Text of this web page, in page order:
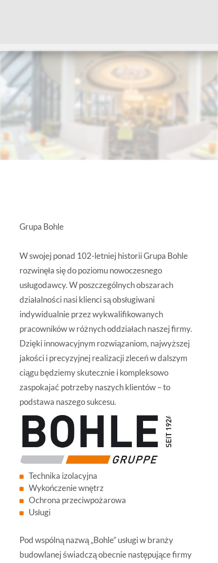
Grupa Bohle
W swojej ponad 102-letniej historii Grupa Bohle
rozwinęła się do poziomu nowoczesnego
usługodawcy. W poszczególnych obszarach
działalności nasi klienci są obsługiwani
indywidualnie przez wykwalifikowanych
pracowników w różnych oddziałach naszej firmy.
Dzięki innowacyjnym rozwiązaniom, najwyższej
jakości i precyzyjnej realizacji zleceń w dalszym
ciągu będziemy skutecznie i kompleksowo
zaspokajać potrzeby naszych klientów – to
podstawa naszego sukcesu.
Technika izolacyjna
Wykończenie wnętrz
Ochrona przeciwpożarowa
Usługi
Pod wspólną nazwą „Bohle” usługi w branży
budowlanej świadczą obecnie następujące firmy